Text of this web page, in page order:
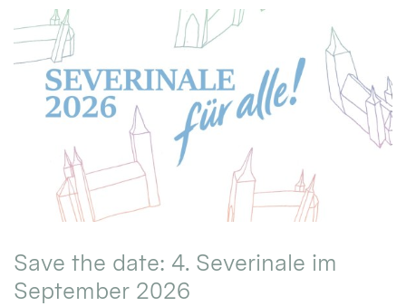
Save the date: 4. Severinale im
September 2026